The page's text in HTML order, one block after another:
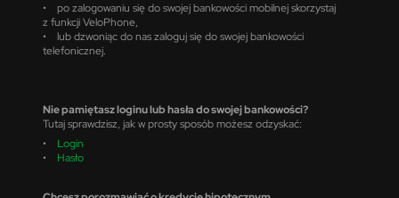
• po zalogowaniu się do swojej bankowości mobilnej skorzystaj
z funkcji VeloPhone,
• lub dzwoniąc do nas zaloguj się do swojej bankowości
telefonicznej.
Nie pamiętasz loginu lub hasła do swojej bankowości?
Tutaj sprawdzisz, jak w prosty sposób możesz odzyskać:
• Login
• Hasło